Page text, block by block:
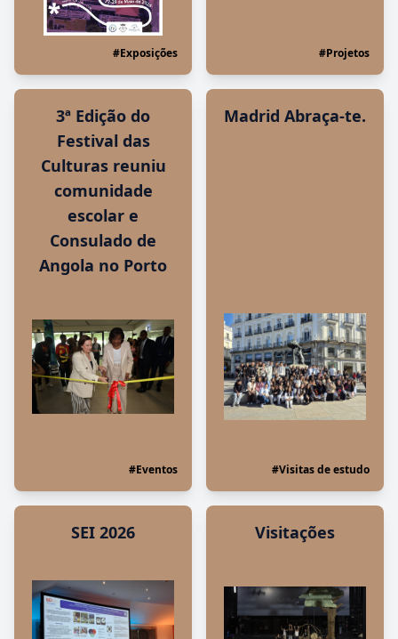
#Exposições #Projetos
3ª Edição do
Festival das
Culturas reuniu
comunidade
escolar e
Consulado de
Angola no Porto
#Eventos
Madrid Abraça-te.
#Visitas de estudo
SEI 2026 Visitações